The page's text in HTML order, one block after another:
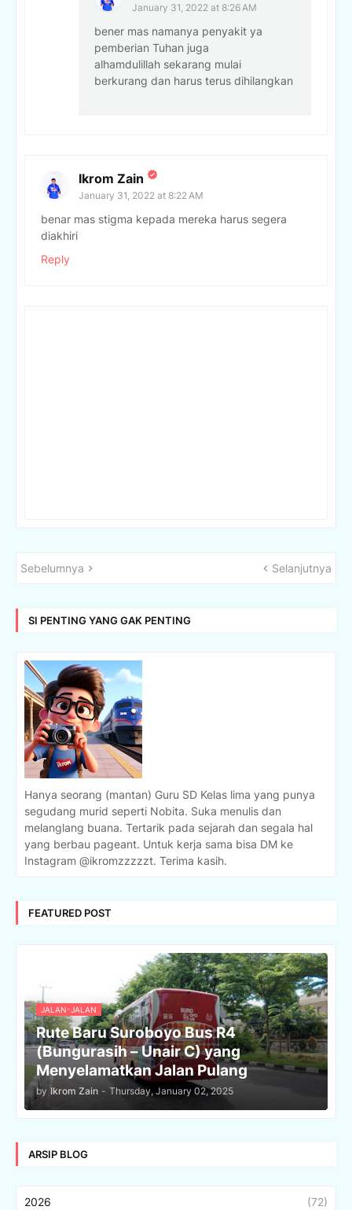
January 31, 2022 at 8:26 AM
bener mas namanya penyakit ya
pemberian Tuhan juga
alhamdulillah sekarang mulai
berkurang dan harus terus dihilangkan
Ikrom Zain
January 31, 2022 at 8:22 AM
benar mas stigma kepada mereka harus segera
diakhiri
Reply
Sebelumnya Selanjutnya
SI PENTING YANG GAK PENTING
Hanya seorang (mantan) Guru SD Kelas lima yang punya
segudang murid seperti Nobita. Suka menulis dan
melanglang buana. Tertarik pada sejarah dan segala hal
yang berbau pageant. Untuk kerja sama bisa DM ke
Instagram @ikromzzzzzt. Terima kasih.
FEATURED POST
JALAN-JALAN
Rute Baru Suroboyo Bus R4
(Bungurasih – Unair C) yang
Menyelamatkan Jalan Pulang
by Ikrom Zain - Thursday, January 02, 2025
ARSIP BLOG
2026 (72)